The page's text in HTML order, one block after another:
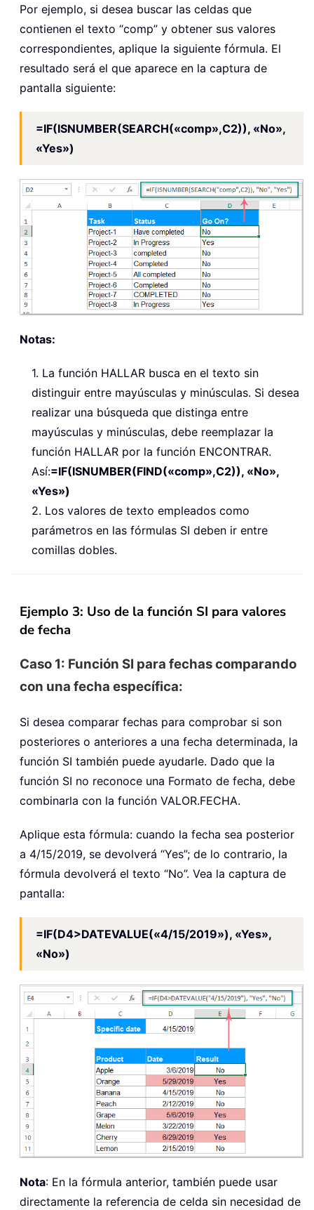
Por ejemplo, si desea buscar las celdas que
contienen el texto “comp” y obtener sus valores
correspondientes, aplique la siguiente fórmula. El
resultado será el que aparece en la captura de
pantalla siguiente:
=IF(ISNUMBER(SEARCH(«comp»,C2)), «No»,
«Yes»)
Notas:
1. La función HALLAR busca en el texto sin
distinguir entre mayúsculas y minúsculas. Si desea
realizar una búsqueda que distinga entre
mayúsculas y minúsculas, debe reemplazar la
función HALLAR por la función ENCONTRAR.
Así:=IF(ISNUMBER(FIND(«comp»,C2)), «No»,
«Yes»)
2. Los valores de texto empleados como
parámetros en las fórmulas SI deben ir entre
comillas dobles.
Ejemplo 3: Uso de la función SI para valores
de fecha
Caso 1: Función SI para fechas comparando
con una fecha específica:
Si desea comparar fechas para comprobar si son
posteriores o anteriores a una fecha determinada, la
función SI también puede ayudarle. Dado que la
función SI no reconoce una Formato de fecha, debe
combinarla con la función VALOR.FECHA.
Aplique esta fórmula: cuando la fecha sea posterior
a 4/15/2019, se devolverá “Yes”; de lo contrario, la
fórmula devolverá el texto “No”. Vea la captura de
pantalla:
=IF(D4>DATEVALUE(«4/15/2019»), «Yes»,
«No»)
Nota: En la fórmula anterior, también puede usar
directamente la referencia de celda sin necesidad de